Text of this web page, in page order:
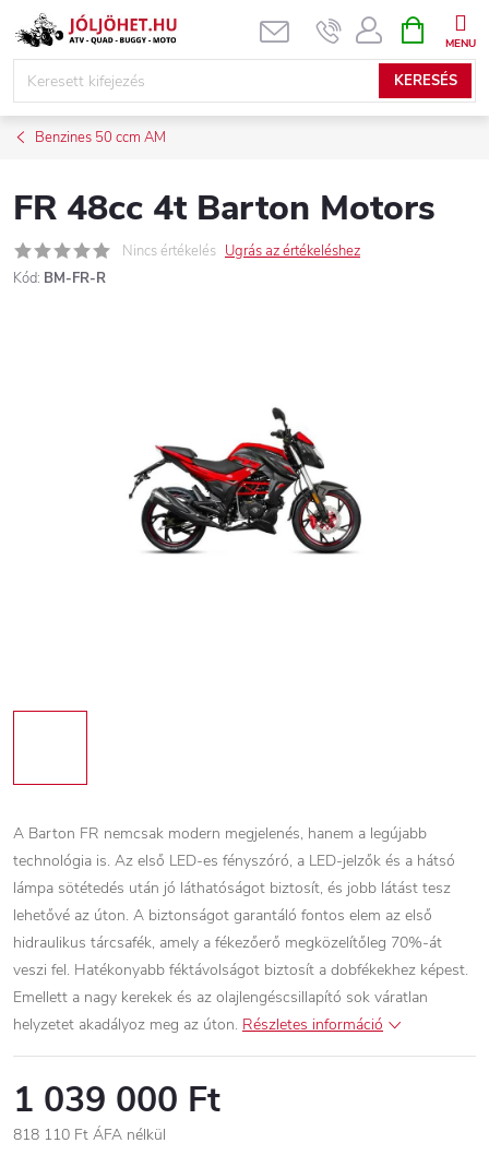
Ugrás
KERESÉS
KOSÁR
Benzines 50 ccm AM
FR 48cc 4t Barton Motors
Nincs értékelés Ugrás az értékeléshez
Kód: BM-FR-R
A Barton FR nemcsak modern megjelenés, hanem a legújabb
technológia is. Az első LED-es fényszóró, a LED-jelzők és a hátsó
lámpa sötétedés után jó láthatóságot biztosít, és jobb látást tesz
lehetővé az úton. A biztonságot garantáló fontos elem az első
hidraulikus tárcsafék, amely a fékezőerő megközelítőleg 70%-át
veszi fel. Hatékonyabb féktávolságot biztosít a dobfékekhez képest.
Emellett a nagy kerekek és az olajlengéscsillapító sok váratlan
helyzetet akadályoz meg az úton. Részletes információ
1 039 000 Ft
818 110 Ft ÁFA nélkül